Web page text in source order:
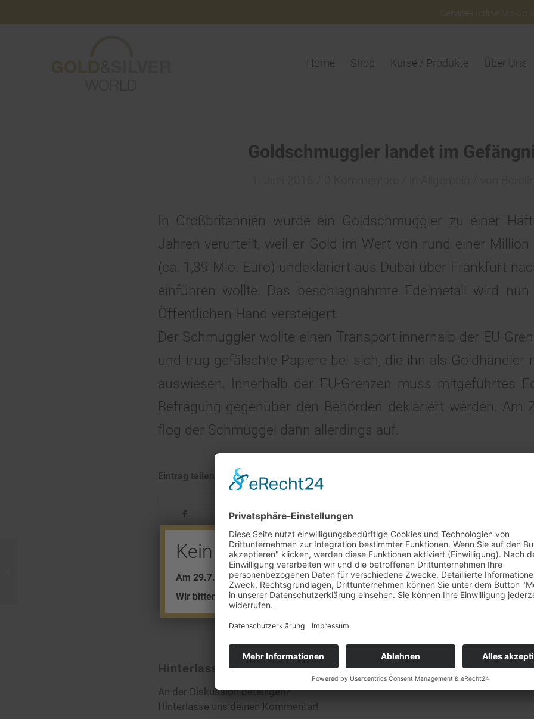
Service-Hotline Mo-Do
Home Shop Kurse / Produkte Über Uns
Goldschmuggler landet im
In Großbritannien wurde ein Goldschmuggler zu einer
Jahren verurteilt, weil er Gold im Wert von rund einer
(ca. 1,39 Mio. Euro) undeklariert aus Dubai über Frankfurt
einführen wollte. Das beschlagnahmte Edelmetall wird
Öffentlichen Hand versteigert.
Der Schmuggler wollte einen Transport innerhalb der EU-
und trug gefälschte Papiere bei sich, die ihn als Goldhändler
auswiesen. Innerhalb der EU-Grenzen muss mitgeführtes
Befragung gegenüber den Behörden deklariert werden. Am
flog der Schmuggel dann allerdings auf.
Eintrag teilen
KOMMENTARE
Hinterlasse einen Kommentar
An der Diskussion beteiligen?
Hinterlasse uns deinen Kommentar!
Kein Barverkaufstag am 29.7. + 5.8.
Am 29.7. + 5.8. findet unser Barverkaufstag in Rheinstetten leider nicht statt.
Wir bitten um Ihr Verständnis!